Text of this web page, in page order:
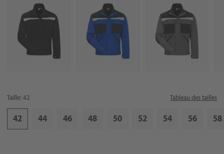
Taille: 42 Tableau des tailles
42 44 46 48 50 52 54 56 58